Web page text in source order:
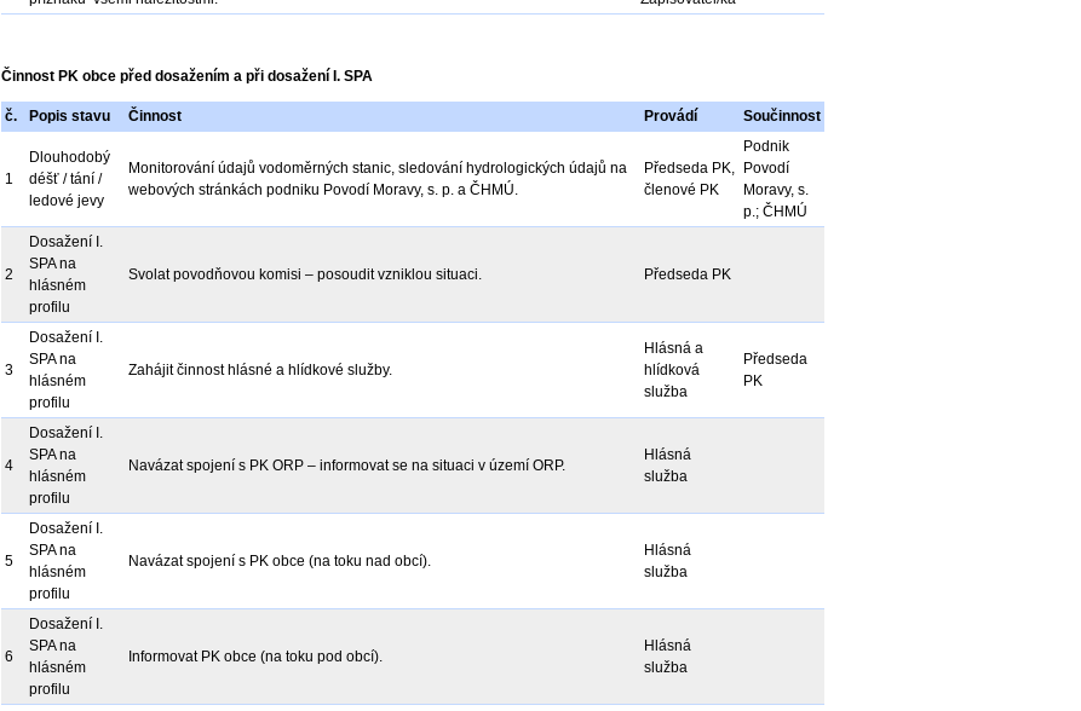
Činnost PK obce před dosažením a při dosažení I. SPA
č. Popis stavu Činnost Provádí Součinnost
1
Dlouhodobý
déšť / tání /
ledové jevy
Monitorování údajů vodoměrných stanic, sledování hydrologických údajů na
webových stránkách podniku Povodí Moravy, s. p. a ČHMÚ.
Předseda PK,
členové PK
Podnik
Povodí
Moravy, s.
p.; ČHMÚ
2
Dosažení I.
SPA na
hlásném
profilu
Svolat povodňovou komisi – posoudit vzniklou situaci. Předseda PK
3
Dosažení I.
SPA na
hlásném
profilu
Zahájit činnost hlásné a hlídkové služby.
Hlásná a
hlídková
služba
Předseda
PK
4
Dosažení I.
SPA na
hlásném
profilu
Navázat spojení s PK ORP – informovat se na situaci v území ORP.
Hlásná
služba
5
Dosažení I.
SPA na
hlásném
profilu
Navázat spojení s PK obce (na toku nad obcí).
Hlásná
služba
6
Dosažení I.
SPA na
hlásném
profilu
Informovat PK obce (na toku pod obcí).
Hlásná
služba